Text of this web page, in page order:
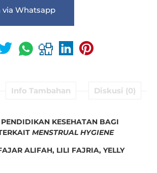
via Whatsapp
Info Tambahan Diskusi (0)
PENDIDIKAN KESEHATAN BAGI
MENSTRUAL HYGIENE
ALIFAH, LILI FAJRIA, YELLY